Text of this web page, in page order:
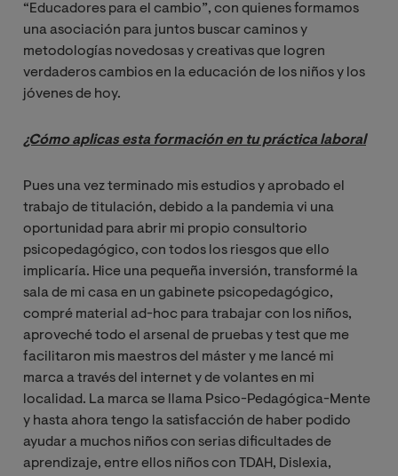
“Educadores para el cambio”, con quienes formamos
una asociación para juntos buscar caminos y
metodologías novedosas y creativas que logren
verdaderos cambios en la educación de los niños y los
jóvenes de hoy.
¿Cómo aplicas esta formación en tu práctica laboral
Pues una vez terminado mis estudios y aprobado el
trabajo de titulación, debido a la pandemia vi una
oportunidad para abrir mi propio consultorio
psicopedagógico, con todos los riesgos que ello
implicaría. Hice una pequeña inversión, transformé la
sala de mi casa en un gabinete psicopedagógico,
compré material ad-hoc para trabajar con los niños,
aproveché todo el arsenal de pruebas y test que me
facilitaron mis maestros del máster y me lancé mi
marca a través del internet y de volantes en mi
localidad. La marca se llama Psico-Pedagógica-Mente
y hasta ahora tengo la satisfacción de haber podido
ayudar a muchos niños con serias dificultades de
aprendizaje, entre ellos niños con TDAH, Dislexia,